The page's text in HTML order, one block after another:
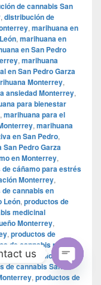
de cannabis San
, distribución de
, marihuana en
, marihuana en
en San Pedro
, marihuana
en San Pedro Garza
Monterrey,
ansiedad Monterrey,
para bienestar
, marihuana para el
, marihuana
en San Pedro,
San Pedro Garza
en Monterrey,
cáñamo para estrés
Monterrey,
cannabis en
León, productos de
medicinal
Monterrey,
, productos de
de cannabis para
salud Monterrey
de cannabis San
, productos de
us
Open